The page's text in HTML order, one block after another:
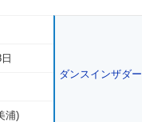
浦)
ダンスインザダ